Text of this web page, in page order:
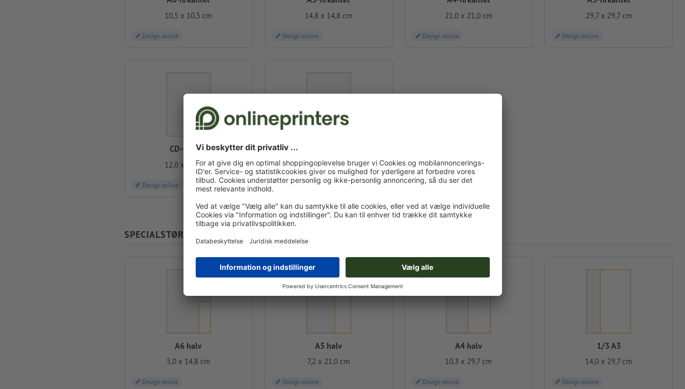
10,5 x 10,5 cm
Design online
14,8 x 14,8 cm
Design online
21,0 x 21,0 cm
Design online
29,7 x 29,7 cm
Design online
CD-format
12,0 x 12,0 cm
Design online
9,8 x 9,8 cm
Design online
SPECIALSTØRRELSER
A6 halv
5,0 x 14,8 cm
Design online
A5 halv
7,2 x 21,0 cm
Design online
A4 halv
10,3 x 29,7 cm
Design online
1/3 A3
14,0 x 29,7 cm
Design online